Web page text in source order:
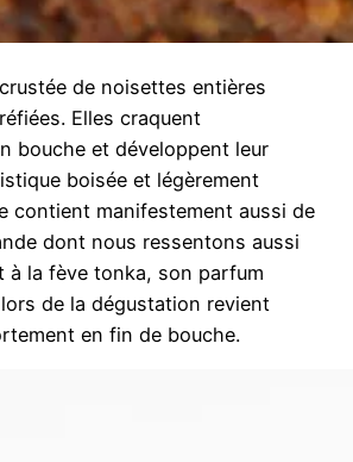
de noisettes entières
Elles craquent
bouche et développent leur
boisée et légèrement
contient manifestement aussi de
dont nous ressentons aussi
à la fève tonka, son parfum
de la dégustation revient
en fin de bouche.